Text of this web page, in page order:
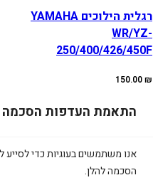
התאמת העדפות הסכמה
אנו משתמשים בעוגיות כדי לסייע
הסכמה להלן.
רגלית הילוכים YAMAHA
WR/YZ-
250/400/426/450F
150.00₪
הוספה לסל
מבצע מוצרים